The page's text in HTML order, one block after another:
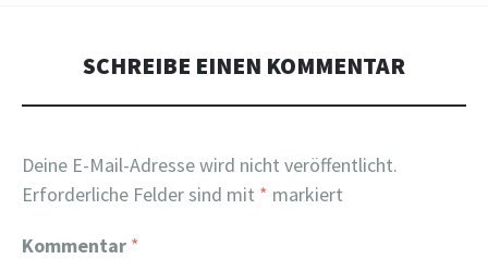
SCHREIBE EINEN KOMMENTAR
Deine E-Mail-Adresse wird nicht veröffentlicht.
Erforderliche Felder sind mit * markiert
Kommentar *